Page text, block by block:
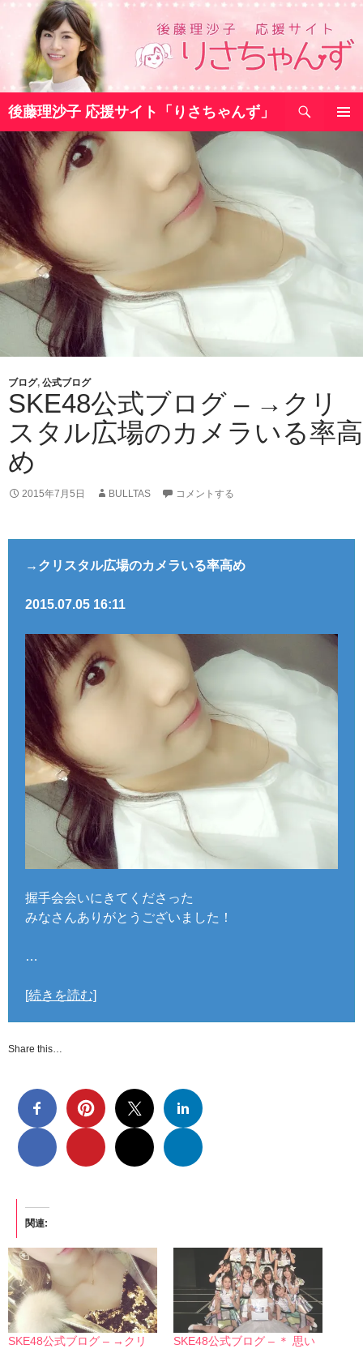
ツ
へ
キ
後藤理沙子 応援サイト「りさちゃんず」
索
ブログ, 公式ブログ
SKE48公式ブログ – →クリ
スタル広場のカメラいる率高
め
2015年7月5日 BULLTAS コメントする
→クリスタル広場のカメラいる率高め
2015.07.05 16:11
握手会会いにきてくださった
みなさんありがとうございました！
…
[続きを読む]
Share this…
関連
SKE48公式ブログ – →クリ
SKE48公式ブログ – ＊ 思い